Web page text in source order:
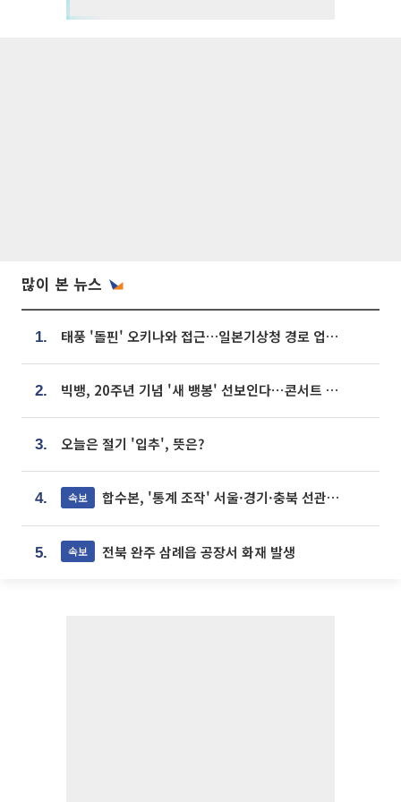
많이 본 뉴스
1. 태풍 '돌핀' 오키나와 접근…일본기상청 경로 업데이트
2. 빅뱅, 20주년 기념 '새 뱅봉' 선보인다⋯콘서트 앞두고 팝업 개최
3. 오늘은 절기 '입추', 뜻은?
4. 속보 합수본, '통계 조작' 서울·경기·충북 선관위 등 추가 압수수색
5. 속보 전북 완주 삼례읍 공장서 화재 발생